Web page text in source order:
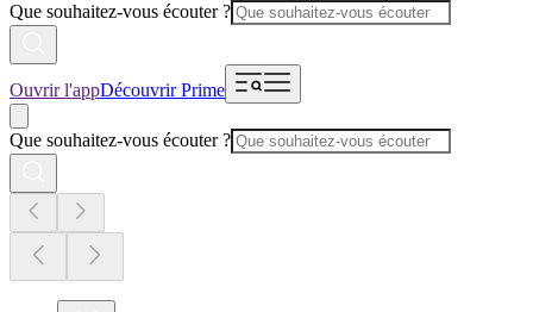
Que souhaitez-vous écouter ?
Ouvrir l'appDécouvrir Prime
Que souhaitez-vous écouter ?